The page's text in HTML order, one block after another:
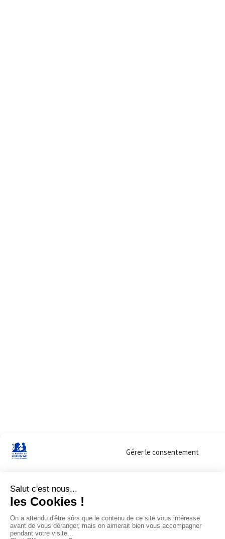
Gérer le consentement
lorsque vous y consentez. Vous pouvez sélectionner ceux que vous autorisez
navigation.